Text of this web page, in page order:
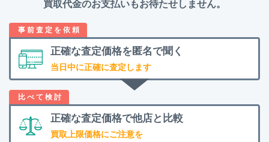
買取代金のお支払いもお待たせしません。
正確な査定価格を 匿名で聞く
当日中に正確に査定します
正確な査定価格で他店と比較
買取上限価格にご注意を